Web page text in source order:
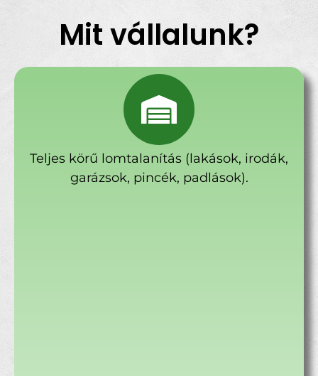
Mit vállalunk?
Teljes körű lomtalanítás (lakások, irodák,
garázsok, pincék, padlások).